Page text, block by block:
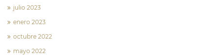
julio 2023
enero 2023
octubre 2022
mayo 2022